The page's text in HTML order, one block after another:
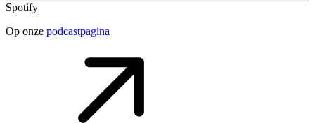
Spotify
Op onze podcastpagina